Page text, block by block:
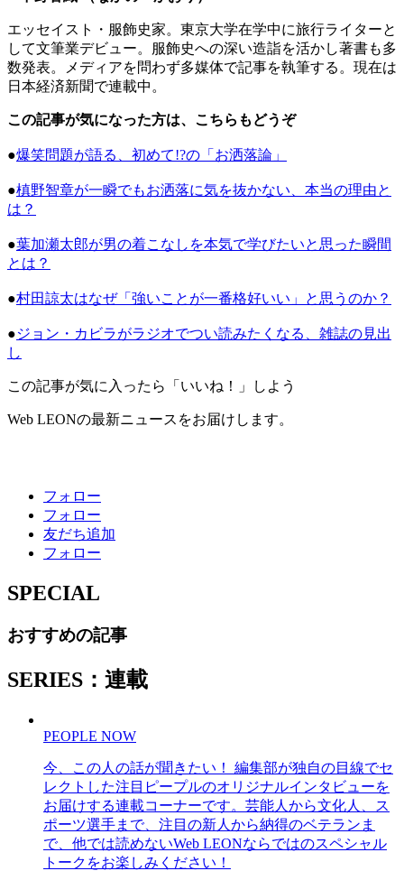
エッセイスト・服飾史家。東京大学在学中に旅行ライターと
して文筆業デビュー。服飾史への深い造詣を活かし著書も多
数発表。メディアを問わず多媒体で記事を執筆する。現在は
日本経済新聞で連載中。
この記事が気になった方は、こちらもどうぞ
●爆笑問題が語る、初めて!?の「お洒落論」
●槙野智章が一瞬でもお洒落に気を抜かない、本当の理由と
は？
●葉加瀬太郎が男の着こなしを本気で学びたいと思った瞬間
とは？
●村田諒太はなぜ「強いことが一番格好いい」と思うのか？
●ジョン・カビラがラジオでつい読みたくなる、雑誌の見出
し
この記事が気に入ったら「いいね！」しよう
Web LEONの最新ニュースをお届けします。
フォロー
フォロー
友だち追加
フォロー
SPECIAL
おすすめの記事
SERIES：連載
PEOPLE NOW
今、この人の話が聞きたい！ 編集部が独自の目線でセ
レクトした注目ピープルのオリジナルインタビューを
お届けする連載コーナーです。芸能人から文化人、ス
ポーツ選手まで、注目の新人から納得のベテランま
で、他では読めないWeb LEONならではのスペシャル
トークをお楽しみください！